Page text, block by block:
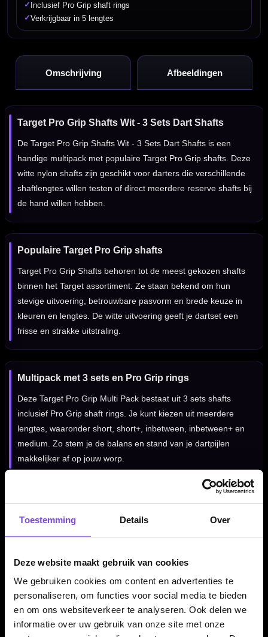
Toestemming Details Over
Deze website maakt gebruik van cookies
We gebruiken cookies om content en advertenties te
personaliseren, om functies voor social media te bieden
en om ons websiteverkeer te analyseren. Ook delen we
informatie over uw gebruik van onze site met onze
✓ Inclusief Pro Grip shaft rings
✓Verkrijgbaar in 5 lengtes
Omschrijving Afbeeldingen
Target Pro Grip Shafts Wit - 3 Sets Dart Shafts
De Target Pro Grip Shafts Wit - 3 Sets Dart Shafts is een
handige multipack met populaire Target Pro Grip shafts. Deze
witte nylon shafts zijn geschikt voor darters die verschillende
shaftlengtes willen testen of direct meerdere reserve shafts bij
de hand willen hebben.
Populaire Target Pro Grip shafts
Target Pro Grip Shafts behoren tot de meest gekozen shafts
binnen het Target assortiment. Ze staan bekend om hun
stevige uitvoering, betrouwbare pasvorm en brede keuze in
kleuren en lengtes. De witte uitvoering geeft je dartset een
frisse en strakke uitstraling.
Multipack met 3 sets en Pro Grip rings
Deze Target Pro Grip Multi Pack bestaat uit 3 sets shafts
inclusief Pro Grip shaft rings. Je kunt kiezen uit meerdere
lengtes, waaronder short, short+, inbetween, inbetween+ en
medium. Zo stem je de balans en stand van je dartpijlen
makkelijker af op jouw worp.
Kenmerken van de Target Pro Grip Shafts Wit - 3 Sets Dart
✓ Dart shafts van Target Darts
✓ Multipack met 3 sets shafts
✓ Inclusief Pro Grip shaft rings
✓ Verkrijgbaar in 5 lengtes
✓ Gemaakt van nylon
✓ Witte uitvoering voor een frisse dartset